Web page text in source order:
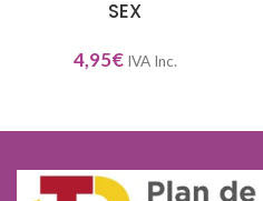
SEX
4,95€ IVA Inc.